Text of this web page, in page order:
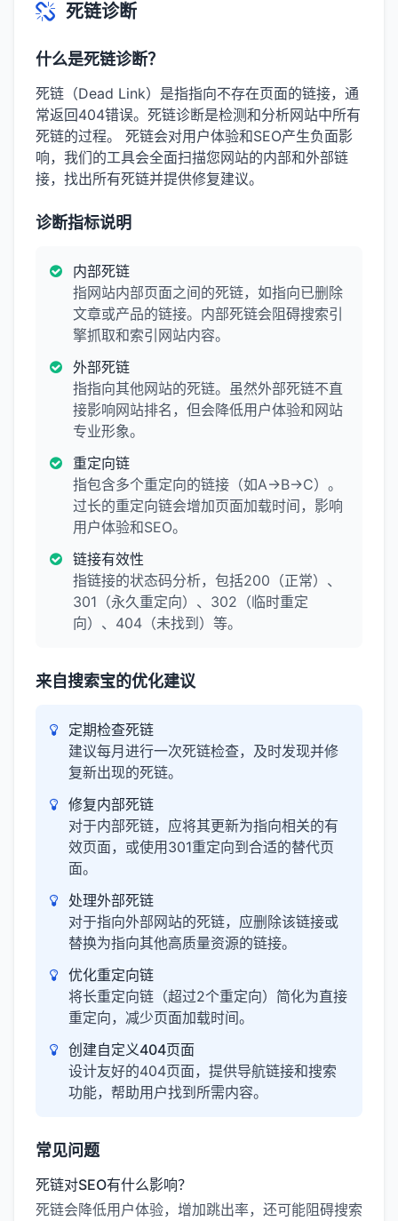
死链诊断
什么是死链诊断？
死链（Dead Link）是指指向不存在页面的链接，通
常返回404错误。死链诊断是检测和分析网站中所有
死链的过程。 死链会对用户体验和SEO产生负面影
响，我们的工具会全面扫描您网站的内部和外部链
接，找出所有死链并提供修复建议。
诊断指标说明
内部死链
指网站内部页面之间的死链，如指向已删除
文章或产品的链接。内部死链会阻碍搜索引
擎抓取和索引网站内容。
外部死链
指指向其他网站的死链。虽然外部死链不直
接影响网站排名，但会降低用户体验和网站
专业形象。
重定向链
指包含多个重定向的链接（如A→B→C）。
过长的重定向链会增加页面加载时间，影响
用户体验和SEO。
链接有效性
指链接的状态码分析，包括200（正常）、
301（永久重定向）、302（临时重定
向）、404（未找到）等。
来自搜索宝的优化建议
定期检查死链
建议每月进行一次死链检查，及时发现并修
复新出现的死链。
修复内部死链
对于内部死链，应将其更新为指向相关的有
效页面，或使用301重定向到合适的替代页
面。
处理外部死链
对于指向外部网站的死链，应删除该链接或
替换为指向其他高质量资源的链接。
优化重定向链
将长重定向链（超过2个重定向）简化为直接
重定向，减少页面加载时间。
创建自定义404页面
设计友好的404页面，提供导航链接和搜索
功能，帮助用户找到所需内容。
常见问题
死链对SEO有什么影响？
死链会降低用户体验，增加跳出率，还可能阻碍搜索